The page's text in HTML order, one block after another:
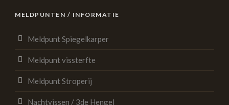
MELDPUNTEN / INFORMATIE
Meldpunt Spiegelkarper
Meldpunt vissterfte
Meldpunt Stroperij
Nachtvissen / 3de Hengel